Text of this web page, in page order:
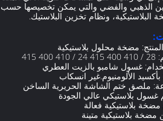
الذهبي والفضي والتي يمكن تخصيصها حسب
البلاستيكية، ونظام تخزين البلاستيك.
مضخة محلول بلاستيكية
415
غسول شامبو بالزيت العطري
الألومنيوم.غير انسكاب
ملصق ختم الشاشة الحريرية الساخن
غسول بلاستيكي عالي الجودة
بلاستيكية فعالة
مضخة بلاستيكية متينة